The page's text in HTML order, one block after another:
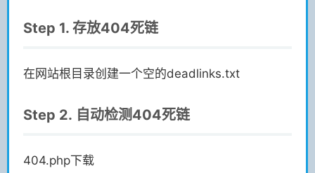
Step 1. 存放404死链
在网站根目录创建一个空的deadlinks.txt
Step 2. 自动检测404死链
404.php下载